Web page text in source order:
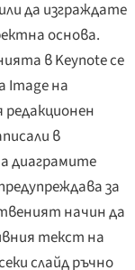
да изграждате
основа.
в Keynote се
Image на
в
диаграмите
за
начин да
текст на
слайд ръчно